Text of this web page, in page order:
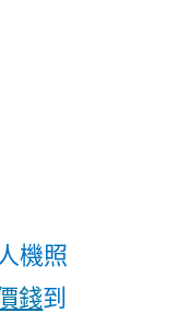
機照
錢到